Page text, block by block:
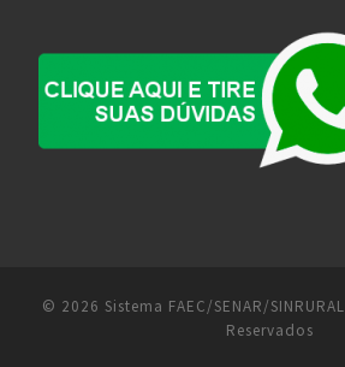
© 2026 Sistema FAEC/SENAR/SINRURAL
Reservados